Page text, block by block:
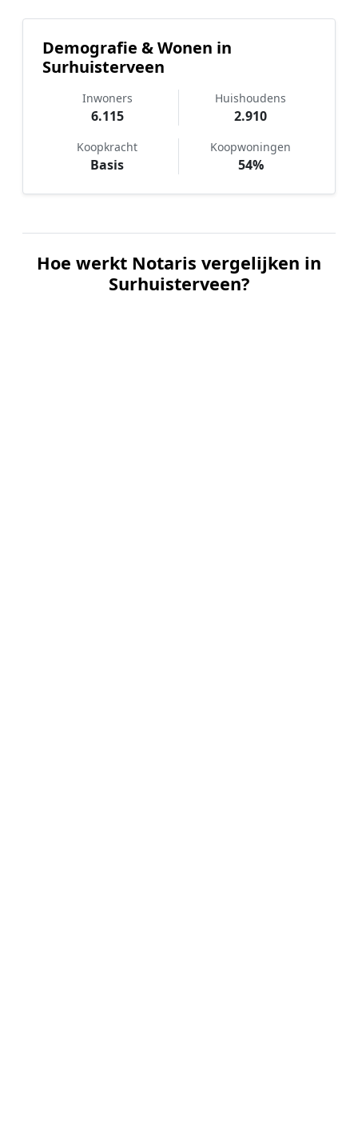
Demografie & Wonen in
Surhuisterveen
Inwoners
6.115
Huishoudens
2.910
Koopkracht
Basis
Koopwoningen
54%
Hoe werkt Notaris vergelijken in
Surhuisterveen?